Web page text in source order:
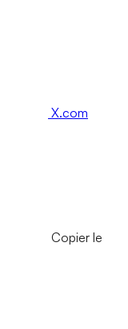
X.com
Copier le